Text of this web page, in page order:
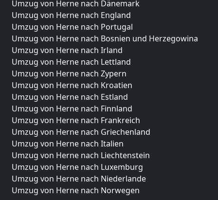
Umzug von Herne nach Dänemark
Umzug von Herne nach England
Umzug von Herne nach Portugal
Umzug von Herne nach Bosnien und Herzegowina
Umzug von Herne nach Irland
Umzug von Herne nach Lettland
Umzug von Herne nach Zypern
Umzug von Herne nach Kroatien
Umzug von Herne nach Estland
Umzug von Herne nach Finnland
Umzug von Herne nach Frankreich
Umzug von Herne nach Griechenland
Umzug von Herne nach Italien
Umzug von Herne nach Liechtenstein
Umzug von Herne nach Luxemburg
Umzug von Herne nach Niederlande
Umzug von Herne nach Norwegen